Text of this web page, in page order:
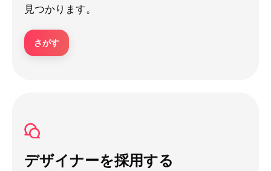
見つかります。
さがす
デザイナーを採用する